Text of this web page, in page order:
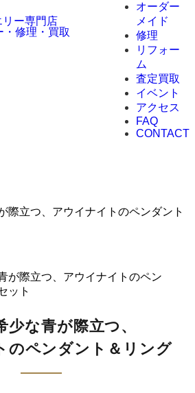
オーダー
メイド
修理
リフォー
ム
査定買取
イベント
アクセス
FAQ
CONTACT
際立つ、アウイナイトのペンダント
少な青が際立つ、
のペンダント＆リング